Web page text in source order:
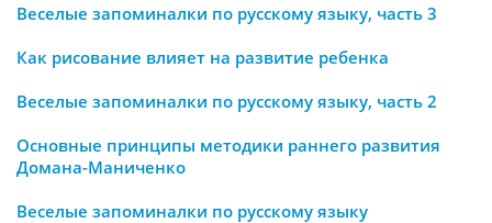
Веселые запоминалки по русскому языку, часть 3
Как рисование влияет на развитие ребенка
Веселые запоминалки по русскому языку, часть 2
Основные принципы методики раннего развития
Домана-Маниченко
Веселые запоминалки по русскому языку